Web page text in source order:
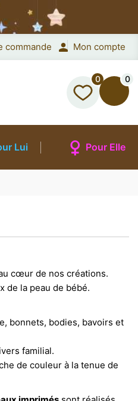
commande Mon compte
0 0
Lui Pour Elle
cœur de nos créations.
de la peau de bébé.
bonnets, bodies, bavoirs et
familial.
de couleur à la tenue de